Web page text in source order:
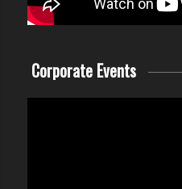
Corporate Events